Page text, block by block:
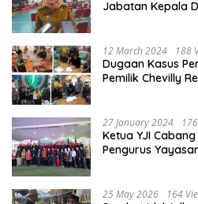
Jabatan Kepala
12 March 2024 188
Dugaan Kasus
Pemilik Chevilly
27 January 2024
Ketua YJI
Pengurus
25 May 2026 164